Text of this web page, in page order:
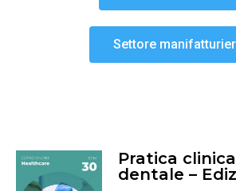
Settore
Pratica
dentale –